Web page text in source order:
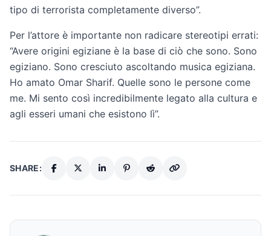
tipo di terrorista completamente diverso”.
Per l’attore è importante non radicare stereotipi errati:
“Avere origini egiziane è la base di ciò che sono. Sono
egiziano. Sono cresciuto ascoltando musica egiziana.
Ho amato Omar Sharif. Quelle sono le persone come
me. Mi sento così incredibilmente legato alla cultura e
agli esseri umani che esistono lì”.
SHARE: